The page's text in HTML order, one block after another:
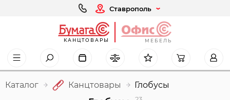
Ставрополь
КАНЦТОВАРЫ МЕБЕЛЬ
Каталог Канцтовары Глобусы